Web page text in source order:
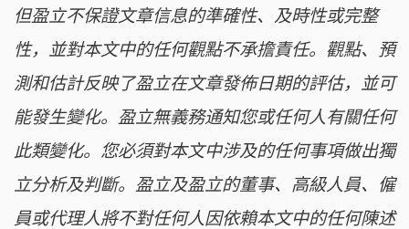
但盈立不保證文章信息的準確性、及時性或完整
性，並對本文中的任何觀點不承擔責任。觀點、預
測和估計反映了盈立在文章發佈日期的評估，並可
能發生變化。盈立無義務通知您或任何人有關任何
此類變化。您必須對本文中涉及的任何事項做出獨
立分析及判斷。盈立及盈立的董事、高級人員、僱
員或代理人將不對任何人因依賴本文中的任何陳述